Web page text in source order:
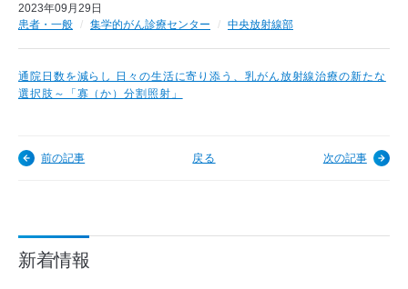
2023年09月29日
患者・一般
集学的がん診療センター 中央放射線部
通院日数を減らし 日々の生活に寄り添う、乳がん放射線治療の新たな
選択肢～「寡（か）分割照射」
前の記事 戻る 次の記事
新着情報